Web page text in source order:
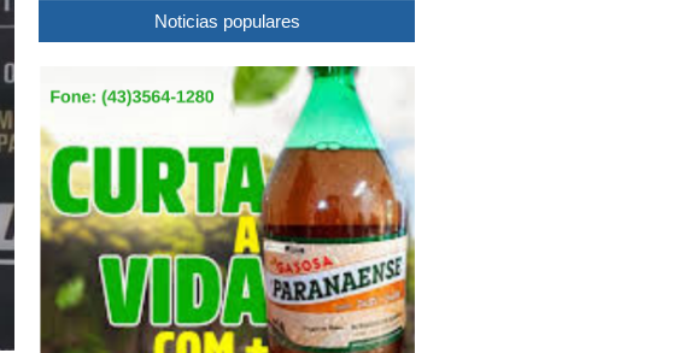
Noticias populares